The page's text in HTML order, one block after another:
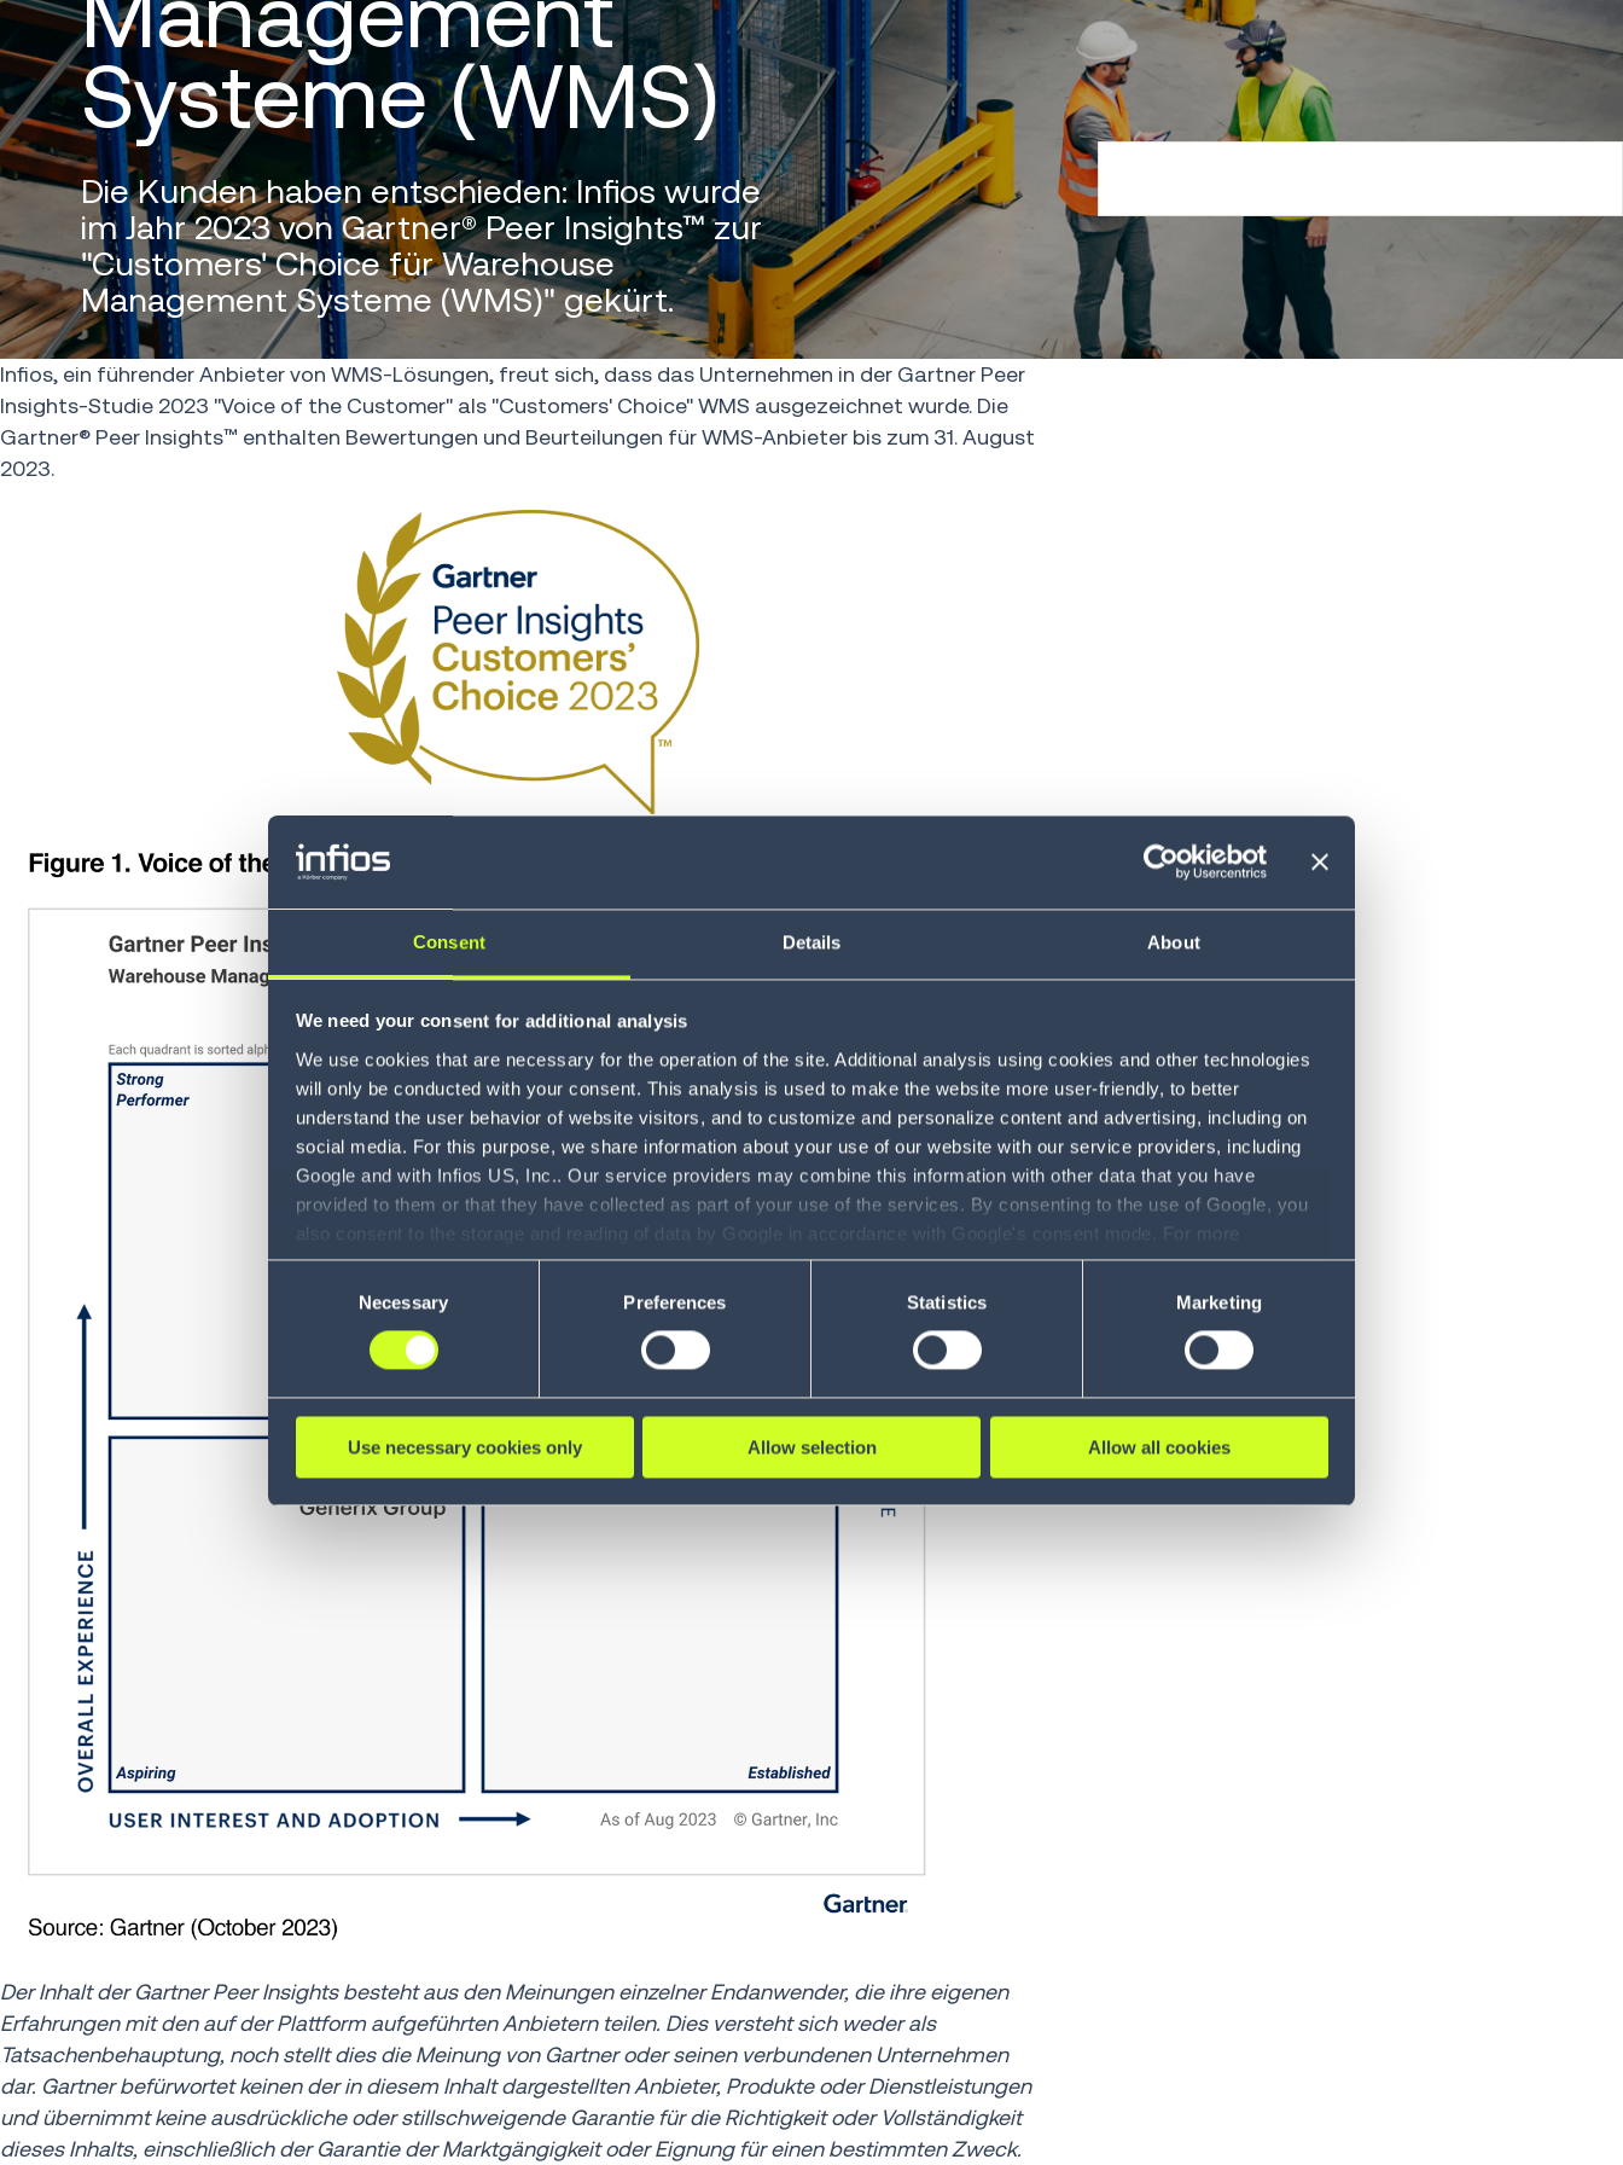
Consent Details About
We need your consent for additional analysis
We use cookies that are necessary for the operation of the site. Additional analysis using cookies and other technologies
will only be conducted with your consent. This analysis is used to make the website more user-friendly, to better
understand the user behavior of website visitors, and to customize and personalize content and advertising, including on
social media. For this purpose, we share information about your use of our website with our service providers, including
Google and with Infios US, Inc.. Our service providers may combine this information with other data that you have
provided to them or that they have collected as part of your use of the services. By consenting to the use of Google, you
also consent to the storage and reading of data by Google in accordance with Google's consent mode. For more
information, including the ability to revoke your consent and the service providers we use, please refer to our Privacy
see Privacy Policy
Necessary Preferences Statistics Marketing
Use necessary cookies only Allow selection Allow all cookies
Systeme (WMS)
Die Kunden haben entschieden: Infios wurde
im Jahr 2023 von Gartner® Peer Insights™ zur
"Customers' Choice für Warehouse
Management Systeme (WMS)" gekürt.
Infios, ein führender Anbieter von WMS-Lösungen, freut sich, dass das Unternehmen in der Gartner Peer
Insights-Studie 2023 "Voice of the Customer" als "Customers' Choice" WMS ausgezeichnet wurde. Die
Gartner® Peer Insights™ enthalten Bewertungen und Beurteilungen für WMS-Anbieter bis zum 31. August
2023.
Der Inhalt der Gartner Peer Insights besteht aus den Meinungen einzelner Endanwender, die ihre eigenen
Erfahrungen mit den auf der Plattform aufgeführten Anbietern teilen. Dies versteht sich weder als
Tatsachenbehauptung, noch stellt dies die Meinung von Gartner oder seinen verbundenen Unternehmen
dar. Gartner befürwortet keinen der in diesem Inhalt dargestellten Anbieter, Produkte oder Dienstleistungen
und übernimmt keine ausdrückliche oder stillschweigende Garantie für die Richtigkeit oder Vollständigkeit
dieses Inhalts, einschließlich der Garantie der Marktgängigkeit oder Eignung für einen bestimmten Zweck.